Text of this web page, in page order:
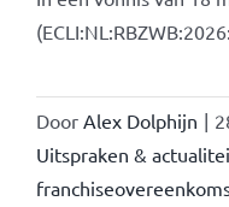
Door Alex Dolphijn |
Uitspraken &